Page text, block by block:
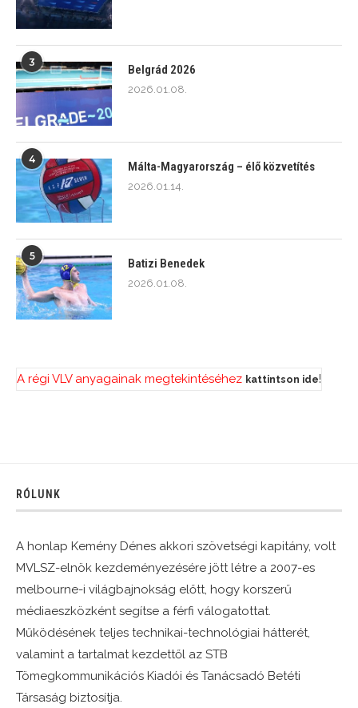
3
Belgrád 2026
2026.01.08.
4
Málta-Magyarország – élő közvetítés
2026.01.14.
5
Batizi Benedek
2026.01.08.
A régi VLV anyagainak megtekintéséhez kattintson ide!
RÓLUNK
A honlap Kemény Dénes akkori szövetségi kapitány, volt
MVLSZ-elnök kezdeményezésére jött létre a 2007-es
melbourne-i világbajnokság előtt, hogy korszerű
médiaeszközként segítse a férfi válogatottat.
Működésének teljes technikai-technológiai hátterét,
valamint a tartalmat kezdettől az STB
Tömegkommunikációs Kiadói és Tanácsadó Betéti
Társaság biztosítja.